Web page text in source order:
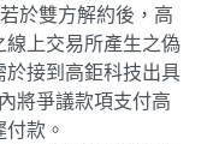
於雙方解約後，高
上交易所產生之偽
於接到高鉅科技出具
將爭議款項支付高
款。